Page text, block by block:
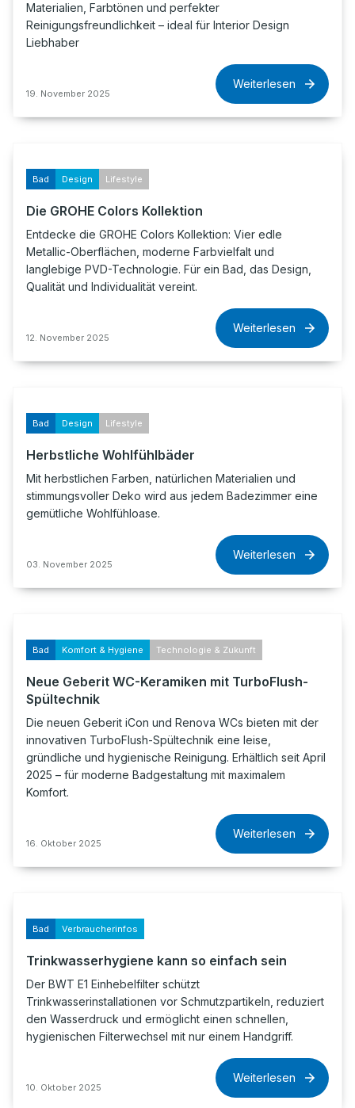
Materialien, Farbtönen und perfekter
Reinigungsfreundlichkeit – ideal für Interior Design
Liebhaber
19. November 2025
Weiterlesen
Bad Design Lifestyle
Die GROHE Colors Kollektion
Entdecke die GROHE Colors Kollektion: Vier edle
Metallic-Oberflächen, moderne Farbvielfalt und
langlebige PVD-Technologie. Für ein Bad, das Design,
Qualität und Individualität vereint.
12. November 2025
Weiterlesen
Bad Design Lifestyle
Herbstliche Wohlfühlbäder
Mit herbstlichen Farben, natürlichen Materialien und
stimmungsvoller Deko wird aus jedem Badezimmer eine
gemütliche Wohlfühloase.
03. November 2025
Weiterlesen
Bad Komfort & Hygiene Technologie & Zukunft
Neue Geberit WC-Keramiken mit TurboFlush-
Spültechnik
Die neuen Geberit iCon und Renova WCs bieten mit der
innovativen TurboFlush-Spültechnik eine leise,
gründliche und hygienische Reinigung. Erhältlich seit April
2025 – für moderne Badgestaltung mit maximalem
Komfort.
16. Oktober 2025
Weiterlesen
Bad Verbraucherinfos
Trinkwasserhygiene kann so einfach sein
Der BWT E1 Einhebelfilter schützt
Trinkwasserinstallationen vor Schmutzpartikeln, reduziert
den Wasserdruck und ermöglicht einen schnellen,
hygienischen Filterwechsel mit nur einem Handgriff.
10. Oktober 2025
Weiterlesen